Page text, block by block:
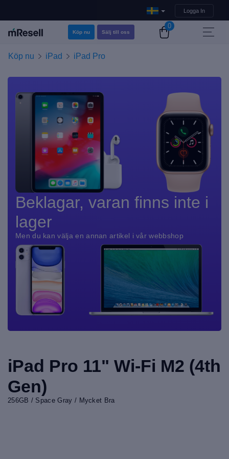
Logga In
Köp nu Sälj till oss
0
Köp nu iPad iPad Pro
Beklagar, varan finns inte i
lager
Men du kan välja en annan artikel i vår webbshop
iPad Pro 11" Wi-Fi M2 (4th
Gen)
256GB / Space Gray / Mycket Bra